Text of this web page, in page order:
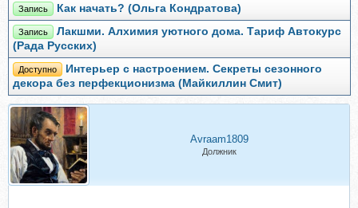
Запись Как начать? (Ольга Кондратова)
Запись
Лакшми. Алхимия уютного дома. Тариф Автокурс
(Рада Русских)
Доступно
Интерьер с настроением. Секреты сезонного
декора без перфекционизма (Майкиллин Смит)
Avraam1809
Должник